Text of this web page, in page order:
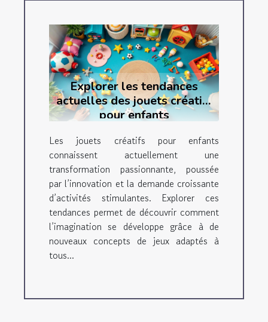
Explorer les tendances
actuelles des jouets créatifs
pour enfants
Les jouets créatifs pour enfants
connaissent actuellement une
transformation passionnante, poussée
par l’innovation et la demande croissante
d’activités stimulantes. Explorer ces
tendances permet de découvrir comment
l’imagination se développe grâce à de
nouveaux concepts de jeux adaptés à
tous...